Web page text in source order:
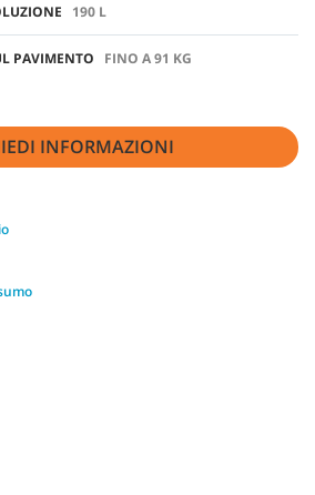
190 L
PAVIMENTO FINO A 91 KG
INFORMAZIONI